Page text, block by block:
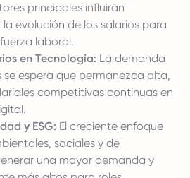
principales influirán
evolución de los salarios para
laboral.
en Tecnología: La demanda
espera que permanezca alta,
competitivas continuas en
y ESG: El creciente enfoque
sociales y de
una mayor demanda y